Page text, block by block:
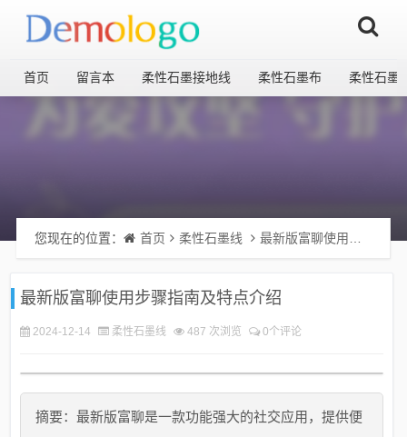
首页 留言本 柔性石墨接地线 柔性石墨布 柔性石墨
您现在的位置： 首页 柔性石墨线 最新版富聊使用步骤指南及特点介绍
最新版富聊使用步骤指南及特点介绍
2024-12-14 柔性石墨线 487 次浏览 0个评论
摘要：最新版富聊是一款功能强大的社交应用，提供便